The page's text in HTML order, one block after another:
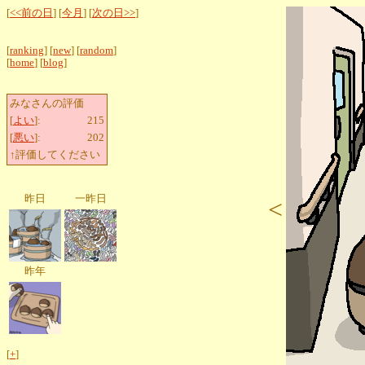
[<<前の日 ] [今月 ] [次の日>>]
[ranking] [new] [random]
[home] [blog]
みなさんの評価
[よい]:
215
[悪い]:
202
↑評価してください
昨日 一昨日
昨年
[+]
<